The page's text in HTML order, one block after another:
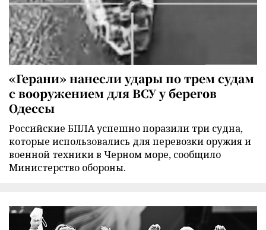
«Герани» нанесли удары по трем судам
с вооружением для ВСУ у берегов
Одессы
Российские БПЛА успешно поразили три судна,
которые использовались для перевозки оружия и
военной техники в Черном море, сообщило
Министерство обороны.